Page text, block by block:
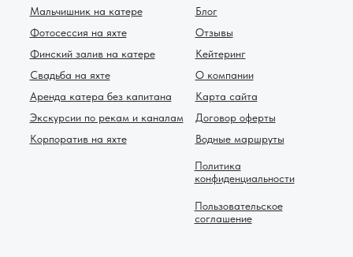
Мальчишник на катере
Фотосессия на яхте
Финский залив на катере
Свадьба на яхте
Аренда катера без капитана
Экскурсии по рекам и каналам
Корпоратив на яхте
Пользовательское
соглашение
Политика
конфиденциальности
Договор оферты
Водные маршруты
Блог
Отзывы
Кейтеринг
О компании
Карта сайта